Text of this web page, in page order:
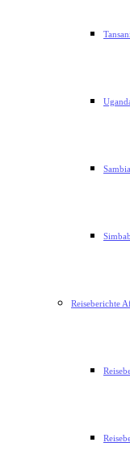
Sambia
Reiseberichte